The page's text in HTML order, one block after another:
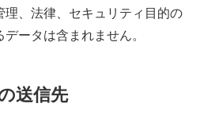
理、法律、セキュリティ目的の
ータは含まれません。
送信先